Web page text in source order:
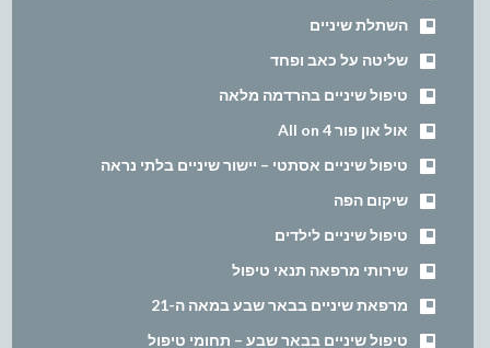
השתלת שיניים
שליטה על כאב ופחד
טיפול שיניים בהרדמה מלאה
אול און פור All on 4
טיפול שיניים אסתטי – יישור שיניים בלתי נראה
שיקום הפה
טיפול שיניים לילדים
שירותי מרפאה תנאי טיפול
מרפאת שיניים בבאר שבע במאה ה-21
טיפול שיניים בבאר שבע – תחומי טיפול